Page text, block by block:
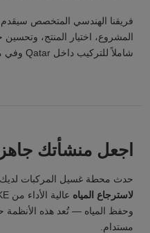
فريقنا الهندسي المتخصص
شاملاً للتركيب داخل Qatar وفي مشاريع دولية أخرى.
اجعل منشأتك
حدث محطة غسيل المركبات لديك
لاسترجاع المياه
وحفظ المياه — تُعد هذه
مستدام.